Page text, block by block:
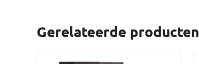
Gerelateerde producten